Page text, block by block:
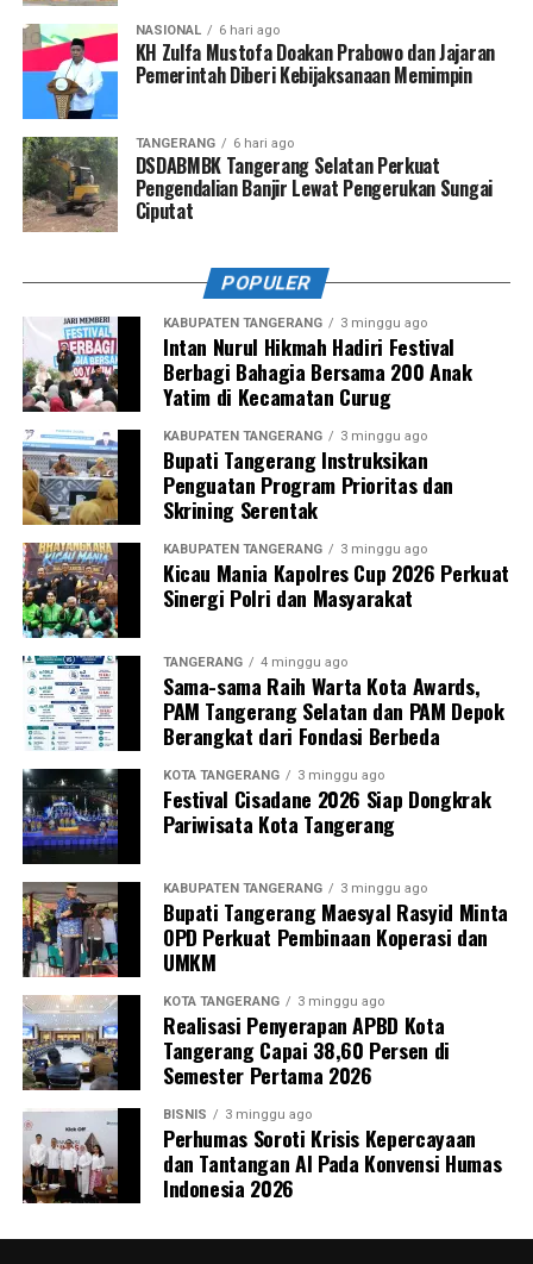
NASIONAL 6 hari ago
KH Zulfa Mustofa Doakan Prabowo dan Jajaran
Pemerintah Diberi Kebijaksanaan Memimpin
TANGERANG 6 hari ago
DSDABMBK Tangerang Selatan Perkuat
Pengendalian Banjir Lewat Pengerukan Sungai
Ciputat
POPULER
KABUPATEN TANGERANG 3 minggu ago
Intan Nurul Hikmah Hadiri Festival
Berbagi Bahagia Bersama 200 Anak
Yatim di Kecamatan Curug
KABUPATEN TANGERANG 3 minggu ago
Bupati Tangerang Instruksikan
Penguatan Program Prioritas dan
Skrining Serentak
KABUPATEN TANGERANG 3 minggu ago
Kicau Mania Kapolres Cup 2026 Perkuat
Sinergi Polri dan Masyarakat
TANGERANG 4 minggu ago
Sama-sama Raih Warta Kota Awards,
PAM Tangerang Selatan dan PAM Depok
Berangkat dari Fondasi Berbeda
KOTA TANGERANG 3 minggu ago
Festival Cisadane 2026 Siap Dongkrak
Pariwisata Kota Tangerang
KABUPATEN TANGERANG 3 minggu ago
Bupati Tangerang Maesyal Rasyid Minta
OPD Perkuat Pembinaan Koperasi dan
UMKM
KOTA TANGERANG 3 minggu ago
Realisasi Penyerapan APBD Kota
Tangerang Capai 38,60 Persen di
Semester Pertama 2026
BISNIS 3 minggu ago
Perhumas Soroti Krisis Kepercayaan
dan Tantangan AI Pada Konvensi Humas
Indonesia 2026